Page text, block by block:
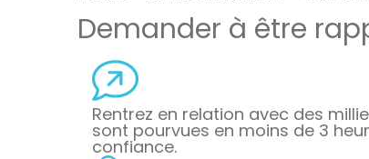
Demander à être
Rentrez en relation avec des
sont pourvues en moins de 3
confiance.